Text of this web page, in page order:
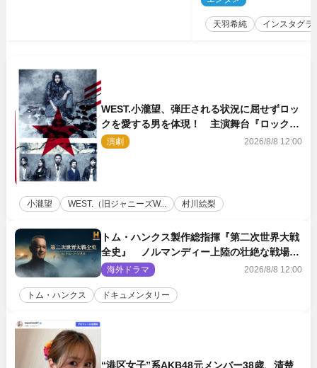
天羽希純 インスタグラ
WEST.小瀧望、弾圧される状況に屈せずロッ
クを愛する男を体現！ 主演舞台『ロックン
ロール』ビジュアル解禁
演劇 2026/8/8 12:00
小瀧望 WEST.（旧ジャニーズW... 村川絵梨
トム・ハンクス製作総指揮『第二次世界大戦
全史』 ノルマンディー上陸の壮絶な戦場を
収めた特別映像解禁
海外ドラマ 2026/8/8 12:00
トム・ハンクス ドキュメンタリー
“港区女子”系AKB48元メンバー38歳、清楚